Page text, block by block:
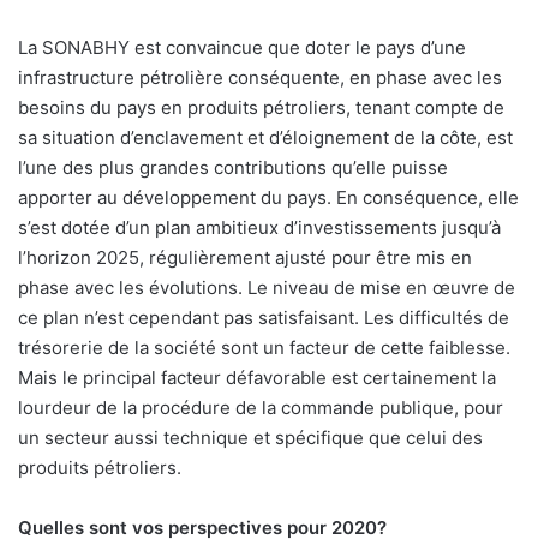
La SONABHY est convaincue que doter le pays d’une
infrastructure pétrolière conséquente, en phase avec les
besoins du pays en produits pétroliers, tenant compte de
sa situation d’enclavement et d’éloignement de la côte, est
l’une des plus grandes contributions qu’elle puisse
apporter au développement du pays. En conséquence, elle
s’est dotée d’un plan ambitieux d’investissements jusqu’à
l’horizon 2025, régulièrement ajusté pour être mis en
phase avec les évolutions. Le niveau de mise en œuvre de
ce plan n’est cependant pas satisfaisant. Les difficultés de
trésorerie de la société sont un facteur de cette faiblesse.
Mais le principal facteur défavorable est certainement la
lourdeur de la procédure de la commande publique, pour
un secteur aussi technique et spécifique que celui des
produits pétroliers.
Quelles sont vos perspectives pour 2020?